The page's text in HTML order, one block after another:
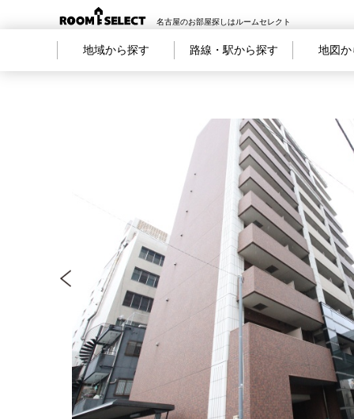
名古屋のお部屋探しはルームセレクト
地域から探す 路線・駅から探す 地図